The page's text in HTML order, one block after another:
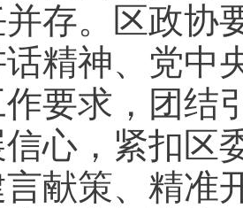
存。区政协
精神、党中
作要求，团结
心，紧扣区
献策、精准